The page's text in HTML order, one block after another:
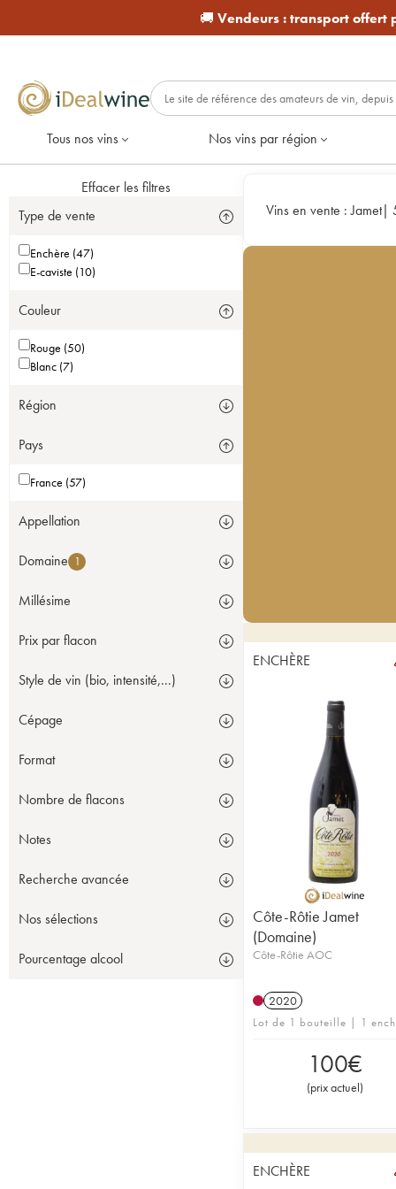
🚚 Vendeurs :transport offert
Tous nos vins Nos vins par région
Effacer les filtres
Type de vente
Enchère (47)
E-caviste (10)
Couleur
Rouge (50)
Blanc (7)
Région
Pays
France (57)
Appellation
Domaine 1
Millésime
Prix par flacon
Style de vin (bio, intensité,...)
Cépage
Format
Nombre de flacons
Notes
Recherche avancée
Nos sélections
Pourcentage alcool
Vins en vente : Jamet|
ENCHÈRE
Côte-Rôtie Jamet
(Domaine)
Côte-Rôtie AOC
2020
Lot de 1 bouteille | 1
100€
(prix actuel)
ENCHÈRE